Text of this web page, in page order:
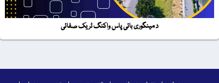
د مینگوری بائی پاس واکنگ ٹریک صفائی